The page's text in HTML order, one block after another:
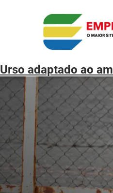
Urso adaptado ao